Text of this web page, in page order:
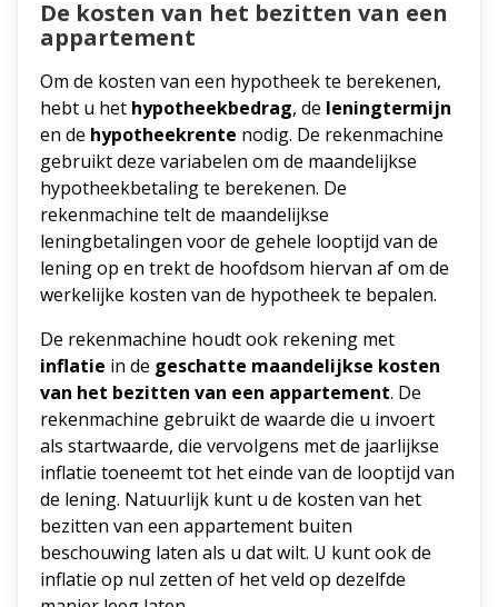
De kosten van het bezitten van een
appartement
Om de kosten van een hypotheek te berekenen,
hebt u het hypotheekbedrag, de leningtermijn
en de hypotheekrente nodig. De rekenmachine
gebruikt deze variabelen om de maandelijkse
hypotheekbetaling te berekenen. De
rekenmachine telt de maandelijkse
leningbetalingen voor de gehele looptijd van de
lening op en trekt de hoofdsom hiervan af om de
werkelijke kosten van de hypotheek te bepalen.
De rekenmachine houdt ook rekening met
inflatie in de geschatte maandelijkse kosten
van het bezitten van een appartement. De
rekenmachine gebruikt de waarde die u invoert
als startwaarde, die vervolgens met de jaarlijkse
inflatie toeneemt tot het einde van de looptijd van
de lening. Natuurlijk kunt u de kosten van het
bezitten van een appartement buiten
beschouwing laten als u dat wilt. U kunt ook de
inflatie op nul zetten of het veld op dezelfde